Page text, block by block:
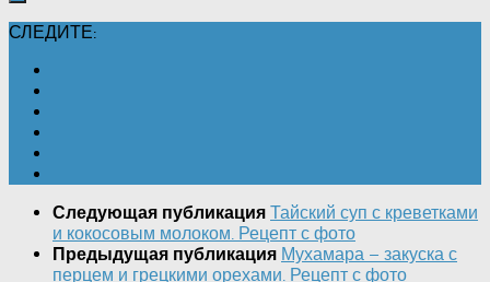
СЛЕДИТЕ:
Следующая публикация Тайский суп с креветками
и кокосовым молоком. Рецепт с фото
Предыдущая публикация Мухамара – закуска с
перцем и грецкими орехами. Рецепт с фото